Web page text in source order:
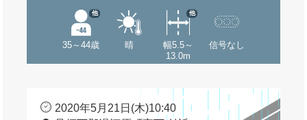
35～44歳
他
晴
幅5.5～
13.0m
他
信号なし
2020年5月21日(木)10:40